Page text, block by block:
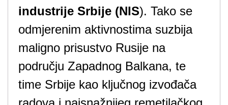
industrije Srbije (NIS). Tako se
odmjerenim aktivnostima suzbija
maligno prisustvo Rusije na
području Zapadnog Balkana, te
time Srbije kao ključnog izvođača